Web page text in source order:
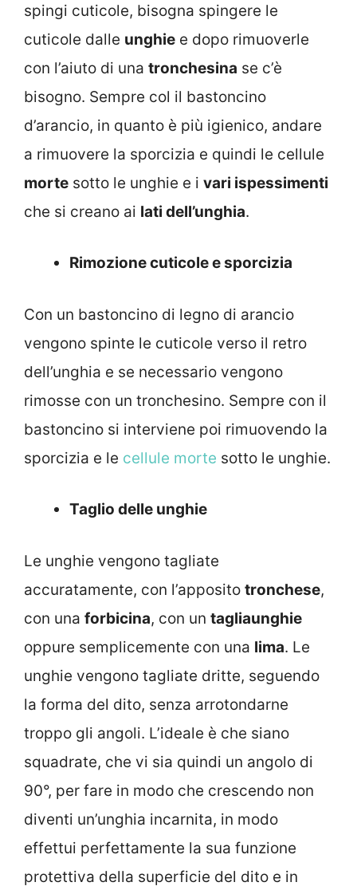
spingi cuticole, bisogna spingere le
cuticole dalle unghie e dopo rimuoverle
con l’aiuto di una tronchesina se c’è
bisogno. Sempre col il bastoncino
d’arancio, in quanto è più igienico, andare
a rimuovere la sporcizia e quindi le cellule
morte sotto le unghie e i vari ispessimenti
che si creano ai lati dell’unghia.
Rimozione cuticole e sporcizia
Con un bastoncino di legno di arancio
vengono spinte le cuticole verso il retro
dell’unghia e se necessario vengono
rimosse con un tronchesino. Sempre con il
bastoncino si interviene poi rimuovendo la
sporcizia e le cellule morte sotto le unghie.
Taglio delle unghie
Le unghie vengono tagliate
accuratamente, con l’apposito tronchese,
con una forbicina, con un tagliaunghie
oppure semplicemente con una lima. Le
unghie vengono tagliate dritte, seguendo
la forma del dito, senza arrotondarne
troppo gli angoli. L’ideale è che siano
squadrate, che vi sia quindi un angolo di
90°, per fare in modo che crescendo non
diventi un’unghia incarnita, in modo
effettui perfettamente la sua funzione
protettiva della superficie del dito e in